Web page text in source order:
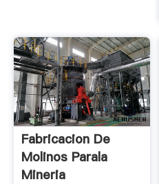
Fabricacion De
Molinos Parala
Mineria